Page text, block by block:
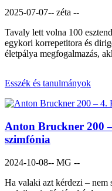
2025-07-07-- zéta --
Tavaly lett volna 100
egykori korrepetitora és
életpálya megfogalmazás,
Esszék és tanulmányok
Anton Bruckner 200
szimfónia
2024-10-08-- MG --
Ha valaki azt kérdezi – nem